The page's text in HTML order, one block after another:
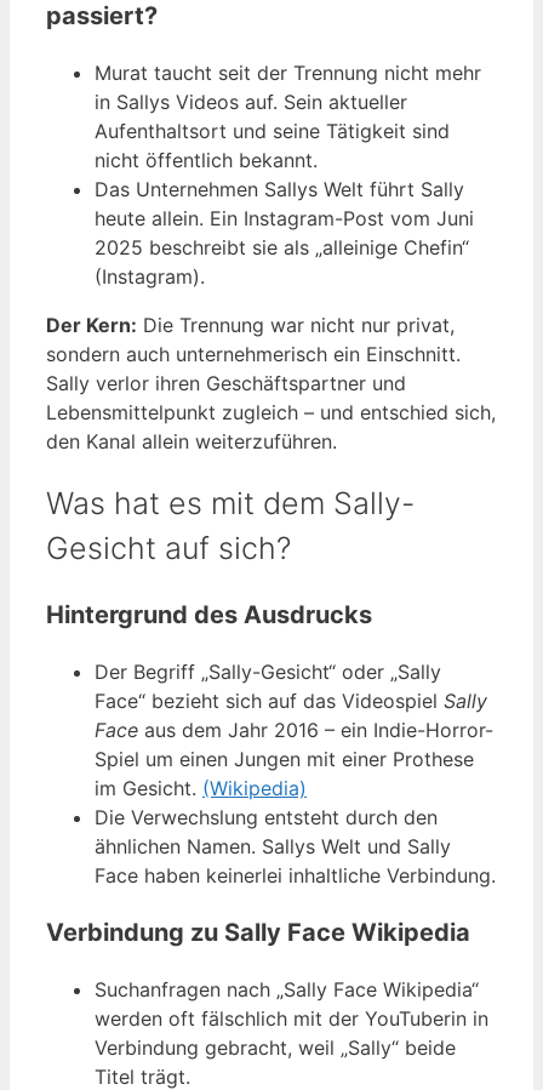
passiert?
Murat taucht seit der Trennung nicht mehr
in Sallys Videos auf. Sein aktueller
Aufenthaltsort und seine Tätigkeit sind
nicht öffentlich bekannt.
Das Unternehmen Sallys Welt führt Sally
heute allein. Ein Instagram-Post vom Juni
2025 beschreibt sie als „alleinige Chefin“
(Instagram).
Der Kern: Die Trennung war nicht nur privat,
sondern auch unternehmerisch ein Einschnitt.
Sally verlor ihren Geschäftspartner und
Lebensmittelpunkt zugleich – und entschied sich,
den Kanal allein weiterzuführen.
Was hat es mit dem Sally-
Gesicht auf sich?
Hintergrund des Ausdrucks
Der Begriff „Sally-Gesicht“ oder „Sally
Face“ bezieht sich auf das Videospiel Sally
Face aus dem Jahr 2016 – ein Indie-Horror-
Spiel um einen Jungen mit einer Prothese
im Gesicht. (Wikipedia)
Die Verwechslung entsteht durch den
ähnlichen Namen. Sallys Welt und Sally
Face haben keinerlei inhaltliche Verbindung.
Verbindung zu Sally Face Wikipedia
Suchanfragen nach „Sally Face Wikipedia“
werden oft fälschlich mit der YouTuberin in
Verbindung gebracht, weil „Sally“ beide
Titel trägt.